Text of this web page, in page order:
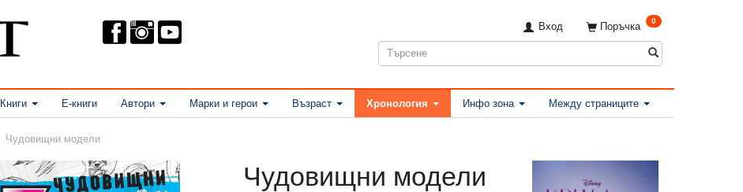
Поръчка 0
Вход
Книги Е-книги Автори Марки и герои Възраст Хронология Инфо зона Между страниците
Чудовищни модели
Чудовищни модели